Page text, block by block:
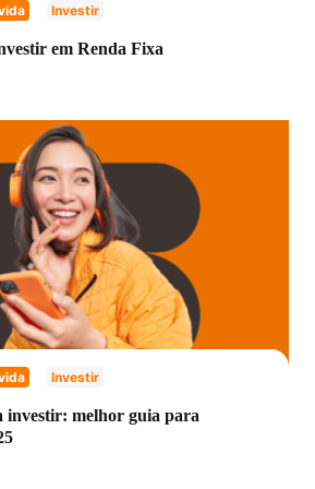
Investir
em Renda Fixa
Investir
investir: melhor guia para